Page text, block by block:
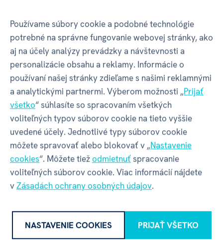
Doba hrania 90+
Grafika Jeppe Norsker
Jazyk hry SK
Jazyk pravidiel
Počet hráčov
Rok vydania
Vek 18+
Používame súbory cookie a podobné technológie
potrebné na správne fungovanie webovej stránky, ako
aj na účely analýzy prevádzky a návštevnosti a
personalizácie obsahu a reklamy. Informácie o
používaní našej stránky zdieľame s našimi reklamnými
a analytickými partnermi. Výberom možnosti „Prijať
všetko“ súhlasíte so spracovaním všetkých
voliteľných typov súborov cookie na tieto vyššie
uvedené účely. Jednotlivé typy súborov cookie
môžete spravovať alebo blokovať v „Nastavenie
cookies“. Môžete tiežodmietnuťspracovanie
voliteľných súborov cookie. Viac informácií nájdete
vZásadách ochrany osobných údajov.
NASTAVENIE COOKIES PRIJAŤ VŠETKO